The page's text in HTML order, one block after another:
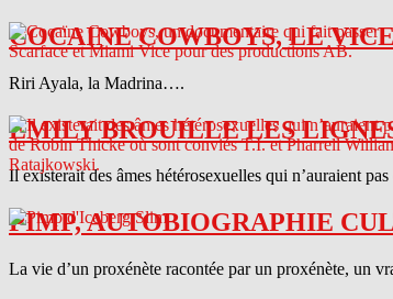
COCAINE COWBOYS, LE
Riri Ayala, la Madrina….
EMILY BROUILLE LES
Il existerait des âmes hétérosexuelles qui n’auraient
PIMP, AUTOBIOGRAPHIE
La vie d’un proxénète racontée par un proxénète, un